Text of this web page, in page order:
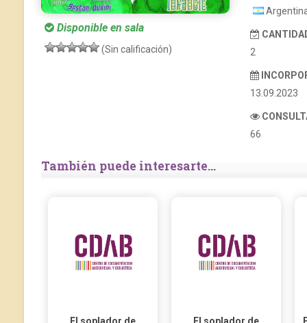
Disponible en sala
(Sin calificación)
2
13.09.2023
66
También puede interesarte...